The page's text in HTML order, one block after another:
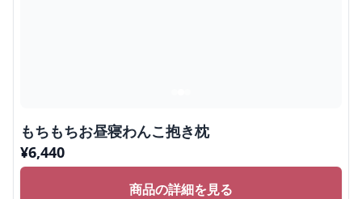
もちもちお昼寝わんこ抱き枕
¥6,440
商品の詳細を見る